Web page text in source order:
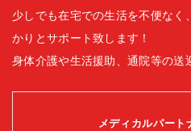
少しでも在宅での生活を不便なく
かりとサポート致します！
身体介護や生活援助、通院等の送
メディカルパート